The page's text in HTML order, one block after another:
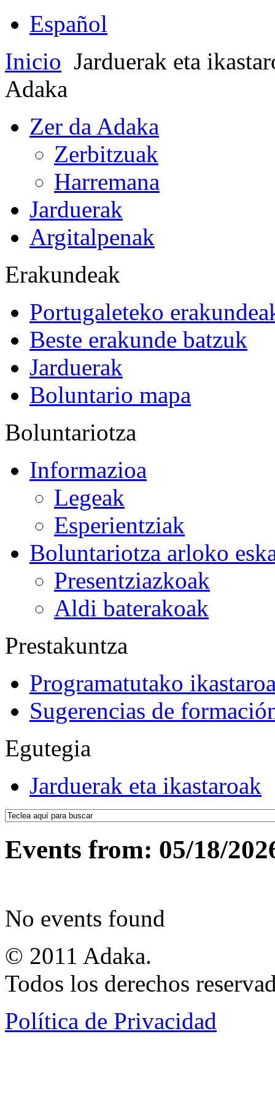
Español
Inicio Jarduerak eta
Adaka
Zer da Adaka
Zerbitzuak
Harremana
Jarduerak
Argitalpenak
Erakundeak
Portugaleteko
Beste erakunde batzuk
Jarduerak
Boluntario mapa
Boluntariotza
Informazioa
Legeak
Esperientziak
Boluntariotza arloko
Presentziazkoak
Aldi baterakoak
Prestakuntza
Programatutako
Sugerencias de
Egutegia
Jarduerak eta ikastaroak
Events from: 05/18/
No events found
© 2011 Adaka.
Todos los derechos
Política de Privacidad